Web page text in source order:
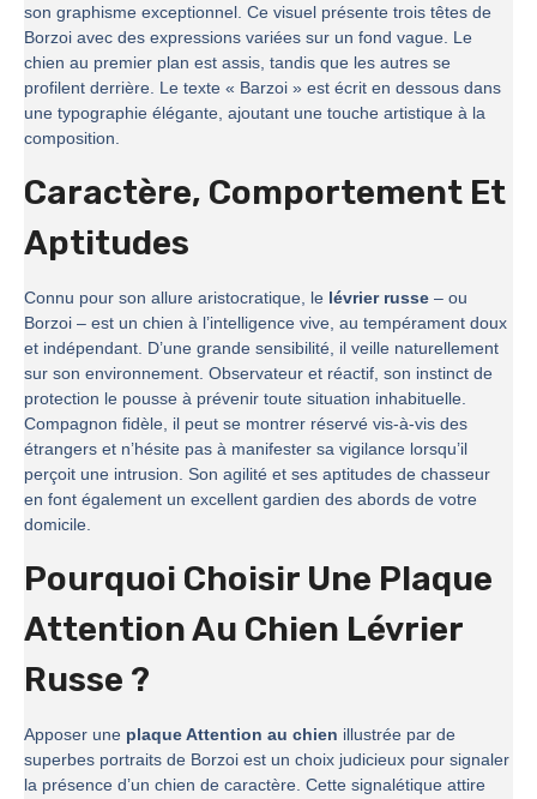
son graphisme exceptionnel. Ce visuel présente trois têtes de
Borzoi avec des expressions variées sur un fond vague. Le
chien au premier plan est assis, tandis que les autres se
profilent derrière. Le texte « Barzoi » est écrit en dessous dans
une typographie élégante, ajoutant une touche artistique à la
composition.
Caractère, Comportement Et
Aptitudes
Connu pour son allure aristocratique, le lévrier russe – ou
Borzoi – est un chien à l’intelligence vive, au tempérament doux
et indépendant. D’une grande sensibilité, il veille naturellement
sur son environnement. Observateur et réactif, son instinct de
protection le pousse à prévenir toute situation inhabituelle.
Compagnon fidèle, il peut se montrer réservé vis-à-vis des
étrangers et n’hésite pas à manifester sa vigilance lorsqu’il
perçoit une intrusion. Son agilité et ses aptitudes de chasseur
en font également un excellent gardien des abords de votre
domicile.
Pourquoi Choisir Une Plaque
Attention Au Chien Lévrier
Russe ?
Apposer une plaque Attention au chien illustrée par de
superbes portraits de Borzoi est un choix judicieux pour signaler
la présence d’un chien de caractère. Cette signalétique attire